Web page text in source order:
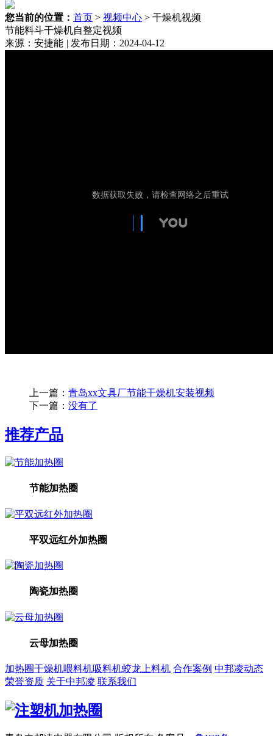
您当前的位置： 首页 > 视频中心 > 干燥机视频
节能料斗干燥机自整定视频
来源：安捷能 | 发布日期：2024-04-12
上一篇： 青岛xx文具厂节能干燥机安装视频
下一篇： 没有了
推荐产品
节能加热圈
平双远红外加热圈
陶瓷加热圈
云母加热圈
加热圈干燥机喂料机吸料机蛟龙上料机 合作案例 中邦凌动态
荣誉资质 关于中邦凌 联系我们